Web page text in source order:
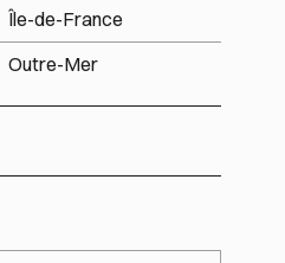
Île-de-France
Outre-Mer